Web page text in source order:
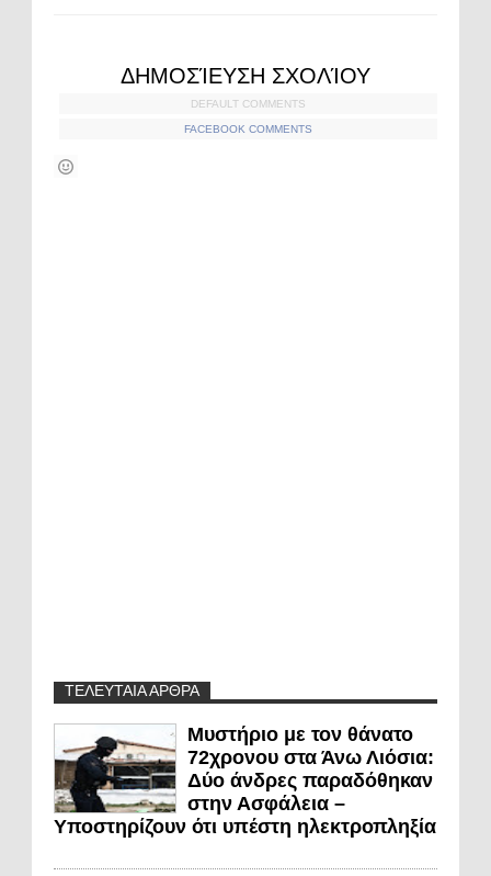
ΔΗΜΟΣΊΕΥΣΗ ΣΧΟΛΊΟΥ
DEFAULT COMMENTS
FACEBOOK COMMENTS
ΤΕΛΕΥΤΑΙΑ ΑΡΘΡΑ
Μυστήριο με τον θάνατο
72χρονου στα Άνω Λιόσια:
Δύο άνδρες παραδόθηκαν
στην Ασφάλεια –
Υποστηρίζουν ότι υπέστη ηλεκτροπληξία